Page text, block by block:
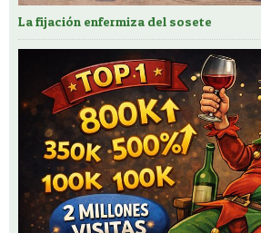
La fijación enfermiza del sosete